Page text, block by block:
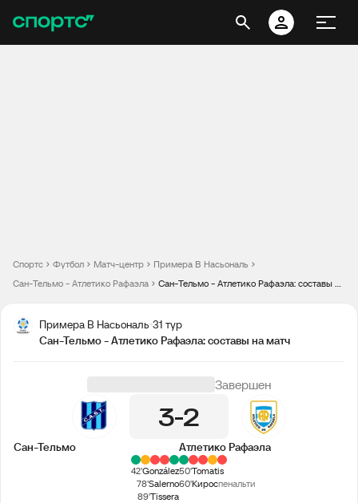
Спортс Футбол Матч-центр
Примера B Насьональ
Сан-Тельмо - Атлетико Рафаэла
Сан-Тельмо - Атлетико Рафаэла: составы на матч
Примера B Насьональ 31 тур
Сан-Тельмо - Атлетико Рафаэла: составы на матч
Завершен
3 2
Сан-Тельмо Атлетико Рафаэла
42'González
78'Salerno
89'Tissera
50'Tomatis
60'Кироспенальти